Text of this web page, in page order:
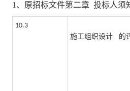
1、原招标文件第二章 投标人须
10.3
施工组织设计
的